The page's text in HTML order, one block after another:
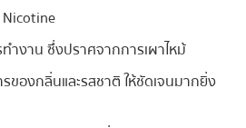
Nicotine
ทำงาน ซึ่งปราศจากการเผาไหม้
ของกลิ่นและรสชาติ ให้ชัดเจนมากยิ่ง